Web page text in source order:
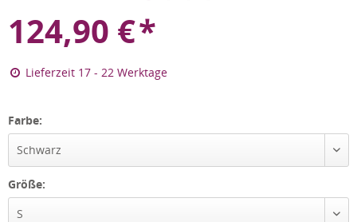
124,90 €*
Lieferzeit 17 - 22 Werktage
Farbe:
Schwarz
Größe:
S